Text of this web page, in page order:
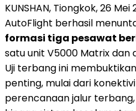
KUNSHAN, Tiongkok, 26
AutoFlight berhasil
formasi tiga pesawat
satu unit V5000 Matrix dan
Uji terbang ini
penting, mulai dari
perencanaan jalur